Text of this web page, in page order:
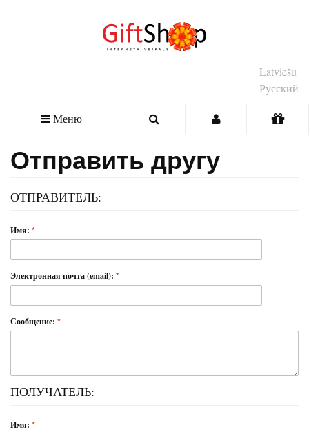
Latviešu
Русский
Меню
Отправить другу
ОТПРАВИТЕЛЬ:
Имя:
Электронная почта (email):
Сообщение:
ПОЛУЧАТЕЛЬ:
Имя: